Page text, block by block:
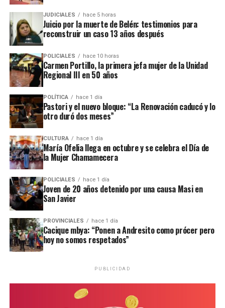
del cargo por acusaciones de
asociación ilícita.
En el listado de hechos recientes figuran un incendio de cabañas
en el complejoTío Colecoa fines de la semana pasada y otro
ataque similar a la funeraria ahora baleada en a fines de marzo.
Todos los episodios son investigados por el personal de la
comisaría local, aunque hasta el momento no se conocieron
mayores novedades.
JUDICIALES hace 5 horas
Juicio por la muerte de Belén: testimonios para
reconstruir un caso 13 años después
POLICIALES hace 10 horas
Carmen Portillo, la primera jefa mujer de la Unidad
Regional III en 50 años
POLÍTICA hace 1 día
Pastori y el nuevo bloque: “La Renovación caducó y lo
otro duró dos meses”
CULTURA hace 1 día
María Ofelia llega en octubre y se celebra el Día de
la Mujer Chamamecera
POLICIALES hace 1 día
Joven de 20 años detenido por una causa Masi en
San Javier
PROVINCIALES hace 1 día
Cacique mbya: “Ponen a Andresito como prócer pero
hoy no somos respetados”
PUBLICIDAD